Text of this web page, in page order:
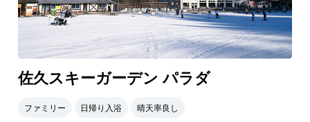
佐久スキーガーデン パラダ
ファミリー 日帰り入浴 晴天率良し